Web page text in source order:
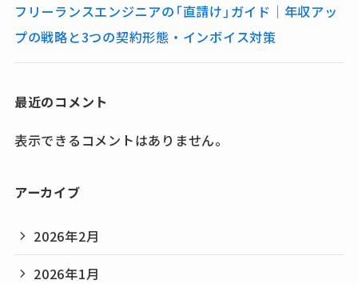
フリーランスエンジニアの「直請け」ガイド｜年収アッ
プの戦略と3つの契約形態・インボイス対策
最近のコメント
表示できるコメントはありません。
アーカイブ
2026年2月
2026年1月